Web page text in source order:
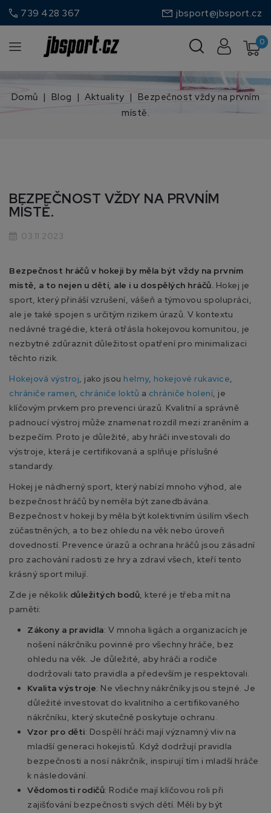
call 739 428 367 jbsport@jbsport.cz
0
Domů Blog Aktuality
Bezpečnost vždy na prvním
místě.
BEZPEČNOST VŽDY NA PRVNÍM
MÍSTĚ.
03.11.2023
Bezpečnost hráčů v hokeji by měla být vždy na prvním
místě, a to nejen u dětí, ale i u dospělých hráčů. Hokej je
sport, který přináší vzrušení, vášeň a týmovou spolupráci,
ale je také spojen s určitým rizikem úrazů. V kontextu
nedávné tragédie, která otřásla hokejovou komunitou, je
nezbytné zdůraznit důležitost opatření pro minimalizaci
těchto rizik.
Hokejová výstroj, jako jsou helmy, hokejové rukavice,
chrániče ramen, chrániče loktů a chrániče holení, je
klíčovým prvkem pro prevenci úrazů. Kvalitní a správně
padnoucí výstroj může znamenat rozdíl mezi zraněním a
bezpečím. Proto je důležité, aby hráči investovali do
výstroje, která je certifikovaná a splňuje příslušné
standardy.
Hokej je nádherný sport, který nabízí mnoho výhod, ale
bezpečnost hráčů by neměla být zanedbávána.
Bezpečnost v hokeji by měla být kolektivním úsilím všech
zúčastněných, a to bez ohledu na věk nebo úroveň
dovedností. Prevence úrazů a ochrana hráčů jsou zásadní
pro zachování radosti ze hry a zdraví všech, kteří tento
krásný sport milují.
Zde je několik důležitých bodů, které je třeba mít na
paměti:
Zákony a pravidla: V mnoha ligách a organizacích je
nošení nákrčníku povinné pro všechny hráče, bez
ohledu na věk. Je důležité, aby hráči a rodiče
dodržovali tato pravidla a především je respektovali.
Kvalita výstroje: Ne všechny nákrčníky jsou stejné. Je
důležité investovat do kvalitního a certifikovaného
nákrčníku, který skutečně poskytuje ochranu.
Vzor pro děti: Dospělí hráči mají významný vliv na
mladší generaci hokejistů. Když dodržují pravidla
bezpečnosti a nosí nákrčník, inspirují tím i mladší hráče
k následování.
Vědomosti rodičů: Rodiče mají klíčovou roli při
zajišťování bezpečnosti svých dětí. Měli by být